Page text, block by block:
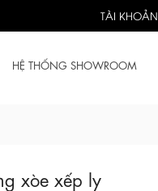
TÀI KHOẢN
HỆ THỐNG SHOWROOM
xòe xếp ly